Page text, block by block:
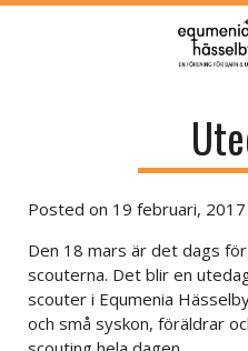
Posted on 19 februari, 2017
Den 18 mars är det dags
scouterna. Det blir en
scouter i Equmenia
och små syskon, föräldrar